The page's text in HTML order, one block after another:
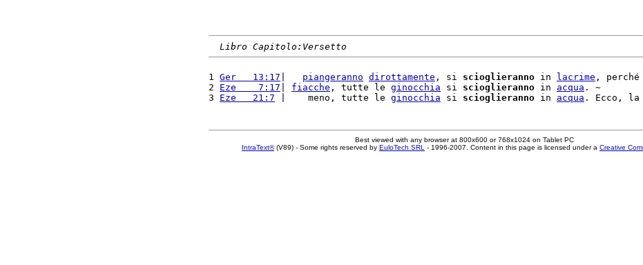
Libro Capitolo:Versetto
1 Ger   13:17 piangeranno dirottamente , si scioglieranno in lacrime ,
2 Eze    7:17 fiacche , tutte le ginocchia si scioglieranno in acqua . ~
3 Eze   21:7 |    meno, tutte le ginocchia si scioglieranno in acqua
Best viewed with any browser at 800x600 or 768x1024 on Tablet PC
IntraText®(V89) - Some rights reserved by EuloTech SRL - 1996-2007. Content in this page is licensed under a Creative